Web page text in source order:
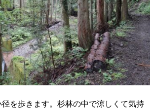
を歩きます。杉林の中で涼しくて気持